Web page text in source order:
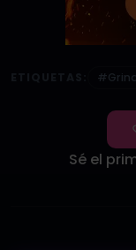
Sé el